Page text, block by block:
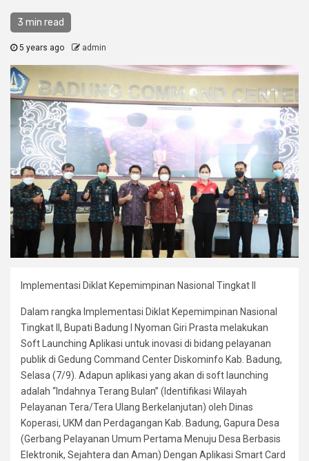
3 min read
5 years ago admin
Implementasi Diklat Kepemimpinan Nasional Tingkat II
Dalam rangka Implementasi Diklat Kepemimpinan Nasional
Tingkat II, Bupati Badung I Nyoman Giri Prasta melakukan
Soft Launching Aplikasi untuk inovasi di bidang pelayanan
publik di Gedung Command Center Diskominfo Kab. Badung,
Selasa (7/9). Adapun aplikasi yang akan di soft launching
adalah “Indahnya Terang Bulan” (Identifikasi Wilayah
Pelayanan Tera/Tera Ulang Berkelanjutan) oleh Dinas
Koperasi, UKM dan Perdagangan Kab. Badung, Gapura Desa
(Gerbang Pelayanan Umum Pertama Menuju Desa Berbasis
Elektronik, Sejahtera dan Aman) Dengan Aplikasi Smart Card